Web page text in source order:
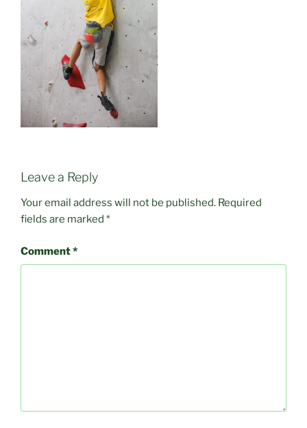
Leave a Reply
Your email address will not be published. Required
fields are marked *
Comment*